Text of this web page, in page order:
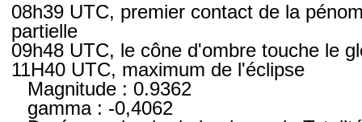
08h39 UTC, premier contact de la
partielle
09h48 UTC, le cône d'ombre touche le
11H40 UTC, maximum de l'éclipse
Magnitude : 0.9362
gamma : -0,4062